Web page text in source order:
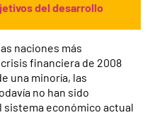
del desarrollo
naciones más
financiera de 2008
una minoría, las
no han sido
sistema económico actual